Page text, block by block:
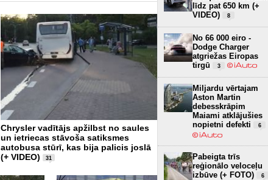
Chrysler vadītājs apžilbst no saules
un ietriecas stāvoša satiksmes
autobusa stūrī, kas bija palicis joslā
(+ VIDEO)
31
Pēc iebraukšanas upē miris
velosipēdists
1
līdz pat 650 km (+
VIDEO)
8
No 66 000 eiro -
Dodge Charger
atgriežas Eiropas
tirgū
3
Miljardu vērtajam
Aston Martin
debesskrāpim
Maiami atklājušies
nopietni defekti
6
Pabeigta trīs
reģionālo veloceļu
izbūve (+ FOTO)
6